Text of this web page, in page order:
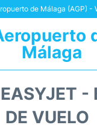
de Málaga (AGP) -
Málaga
-
DE VUELO